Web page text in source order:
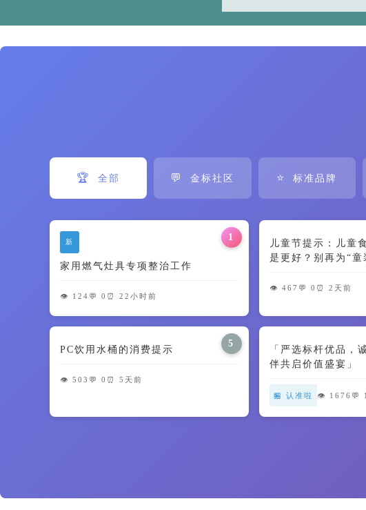
🏆 全部 💬 金标社区 ⭐ 标准品牌
1
新
家用燃气灶具专项整治工作
👁️ 124 💬 0 ⏰ 22小时前
儿童节提示：儿童
是更好？别再为“童
👁️ 467 💬 0 ⏰ 2天前
5
PC饮用水桶的消费提示
👁️ 503 💬 0 ⏰ 5天前
「严选标杆优品，
伴共启价值盛宴」
🏪 认准啦 👁️ 1676 💬 1